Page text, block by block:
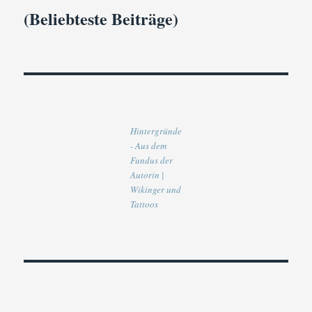
(Beliebteste Beiträge)
Hintergründe
- Aus dem
Fundus der
Autorin |
Wikinger und
Tattoos